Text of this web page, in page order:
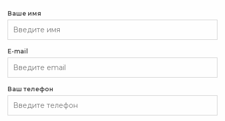
Ваше имя
E-mail
Ваш телефон